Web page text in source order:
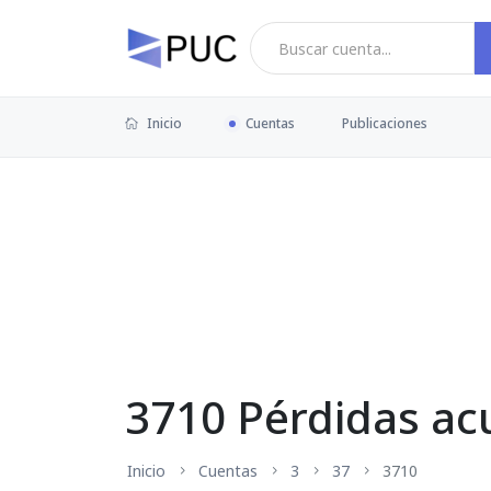
Inicio Cuentas Publicaciones
3710 Pérdidas
Inicio Cuentas 3 37 3710